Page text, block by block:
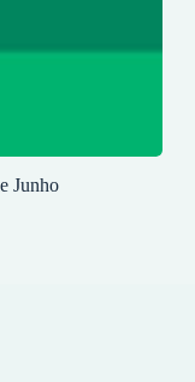
Junho